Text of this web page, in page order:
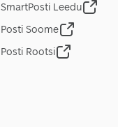
SmartPosti Leedu
Posti Soome
Posti Rootsi